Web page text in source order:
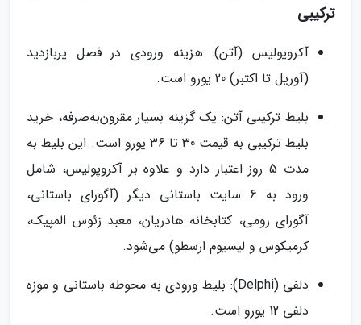
ترکیبی
آکروپولیس (آتن): هزینه ورودی در فصل پربازدید
(آوریل تا اکتبر) 20 یورو است.
بلیط ترکیبی آتن: یک گزینه بسیار مقرون‌به‌صرفه، خرید
بلیط ترکیبی به قیمت 30 تا 36 یورو است. این بلیط به
مدت 5 روز اعتبار دارد و علاوه بر آکروپولیس، شامل
ورود به 6 سایت باستانی دیگر (آگورای باستانی،
آگورای رومی، کتابخانه هادریان، معبد زئوس المپیک،
کرمیکوس و لیسیوم ارسطو) می‌شود.
دلفی (Delphi): بلیط ورودی به محوطه باستانی و موزه
دلفی 12 یورو است.